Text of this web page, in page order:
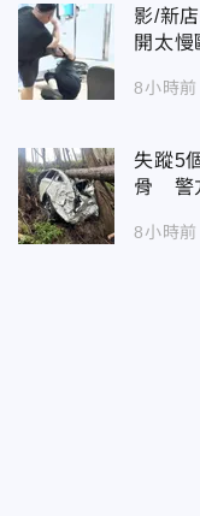
影/新
開太慢
8小時前
失蹤5
骨 警
8小時前